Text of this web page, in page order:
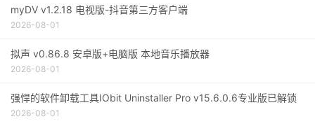
myDV v1.2.18 电视版-抖音第三方客户端
2026-08-01
拟声 v0.86.8 安卓版+电脑版 本地音乐播放器
2026-08-01
强悍的软件卸载工具IObit Uninstaller Pro v15.6.0.6专业版已解锁
2026-08-01